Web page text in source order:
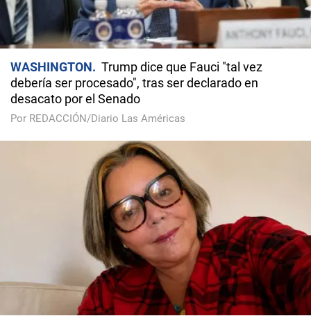
WASHINGTON
Trump dice que Fauci "tal vez
debería ser procesado", tras ser declarado en
desacato por el Senado
Por REDACCIÓN/Diario Las Américas